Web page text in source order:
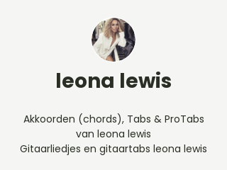
leona lewis
Akkoorden (chords), Tabs & ProTabs
van leona lewis
Gitaarliedjes en gitaartabs leona lewis